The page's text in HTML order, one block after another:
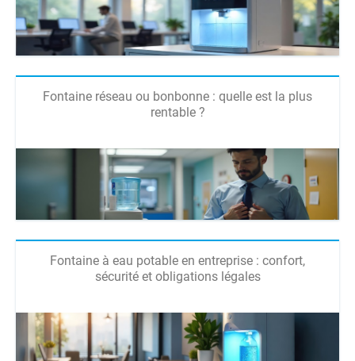
Fontaine réseau ou bonbonne : quelle est la plus
rentable ?
Fontaine à eau potable en entreprise : confort,
sécurité et obligations légales